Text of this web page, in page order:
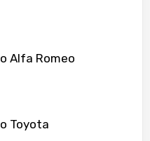
Alfa Romeo
Toyota